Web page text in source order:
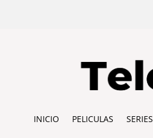
INICIO PELICULAS SERIES